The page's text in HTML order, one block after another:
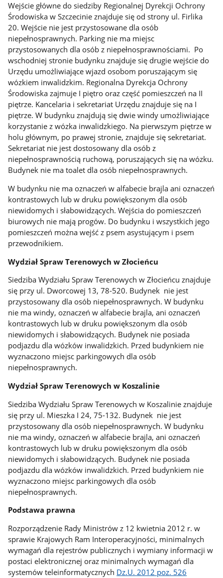
Wejście główne do siedziby Regionalnej Dyrekcji Ochrony
Środowiska w Szczecinie znajduje się od strony ul. Firlika
20. Wejście nie jest przystosowane dla osób
niepełnosprawnych. Parking nie ma miejsc
przystosowanych dla osób z niepełnosprawnościami. Po
wschodniej stronie budynku znajduje się drugie wejście do
Urzędu umożliwiające wjazd osobom poruszającym się
wózkiem inwalidzkim. Regionalna Dyrekcja Ochrony
Środowiska zajmuje I piętro oraz część pomieszczeń na II
piętrze. Kancelaria i sekretariat Urzędu znajduje się na I
piętrze. W budynku znajdują się dwie windy umożliwiające
korzystanie z wózka inwalidzkiego. Na pierwszym piętrze w
holu głównym, po prawej stronie, znajduje się sekretariat.
Sekretariat nie jest dostosowany dla osób z
niepełnosprawnością ruchową, poruszających się na wózku.
Budynek nie ma toalet dla osób niepełnosprawnych.
W budynku nie ma oznaczeń w alfabecie brajla ani oznaczeń
kontrastowych lub w druku powiększonym dla osób
niewidomych i słabowidzących. Wejścia do pomieszczeń
biurowych nie mają progów. Do budynku i wszystkich jego
pomieszczeń można wejść z psem asystującym i psem
przewodnikiem.
Wydział Spraw Terenowych w Złocieńcu
Siedziba Wydziału Spraw Terenowych w Złocieńcu znajduje
się przy ul. Dworcowej 13, 78-520. Budynek nie jest
przystosowany dla osób niepełnosprawnych. W budynku
nie ma windy, oznaczeń w alfabecie brajla, ani oznaczeń
kontrastowych lub w druku powiększonym dla osób
niewidomych i słabowidzących. Budynek nie posiada
podjazdu dla wózków inwalidzkich. Przed budynkiem nie
wyznaczono miejsc parkingowych dla osób
niepełnosprawnych.
Wydział Spraw Terenowych w Koszalinie
Siedziba Wydziału Spraw Terenowych w Koszalinie znajduje
się przy ul. Mieszka I 24, 75-132. Budynek nie jest
przystosowany dla osób niepełnosprawnych. W budynku
nie ma windy, oznaczeń w alfabecie brajla, ani oznaczeń
kontrastowych lub w druku powiększonym dla osób
niewidomych i słabowidzących. Budynek nie posiada
podjazdu dla wózków inwalidzkich. Przed budynkiem nie
wyznaczono miejsc parkingowych dla osób
niepełnosprawnych.
Podstawa prawna
Rozporządzenie Rady Ministrów z 12 kwietnia 2012 r. w
sprawie Krajowych Ram Interoperacyjności, minimalnych
wymagań dla rejestrów publicznych i wymiany informacji w
postaci elektronicznej oraz minimalnych wymagań dla
systemów teleinformatycznych Dz.U. 2012 poz. 526